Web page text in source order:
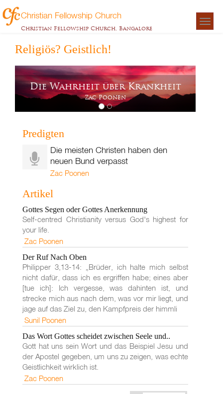
Christian Fellowship Church
Christian Fellowship Church, Bangalore
Religiös? Geistlich!
Die Wahrheit über Krankheit
Zac Poonen
Predigten
Die meisten Christen haben den
neuen Bund verpasst
Zac Poonen
Artikel
Gottes Segen oder Gottes Anerkennung
Self-centred Christianity versus God's highest for
your life.
Zac Poonen
Der Ruf Nach Oben
Philipper 3,13-14: „Brüder, ich halte mich selbst
nicht dafür, dass ich es ergriffen habe; eines aber
[tue ich]: Ich vergesse, was dahinten ist, und
strecke mich aus nach dem, was vor mir liegt, und
jage auf das Ziel zu, den Kampfpreis der himmli
Sunil Poonen
Das Wort Gottes scheidet zwischen Seele und..
Gott hat uns sein Wort und das Beispiel Jesu und
der Apostel gegeben, um uns zu zeigen, was echte
Geistlichkeit wirklich ist.
Zac Poonen